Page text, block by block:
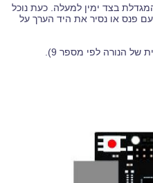
בצד ימין למעלה. כעת נוכל
פנס או נסיר את היד הערך על